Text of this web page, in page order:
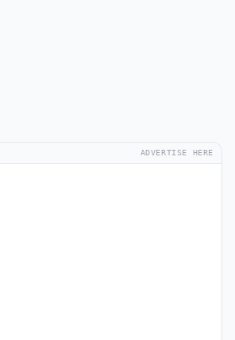
ADVERTISE HERE